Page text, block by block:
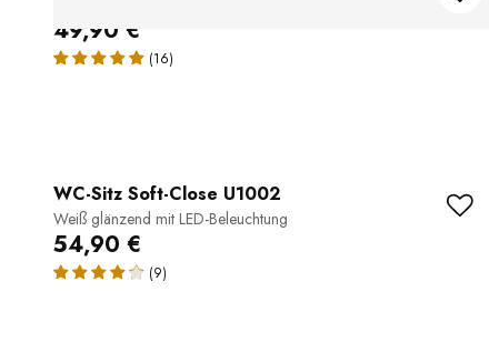
49,90 €
(16)
WC-Sitz Soft-Close U1002
Weiß glänzend mit LED-Beleuchtung
54,90 €
(9)